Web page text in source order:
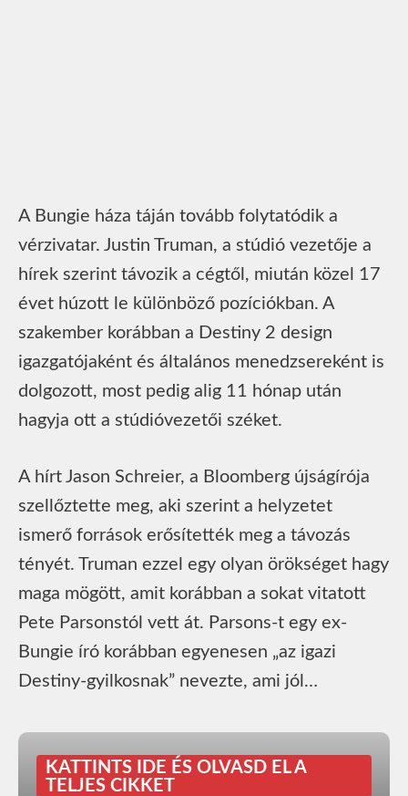
A Bungie háza táján tovább folytatódik a
vérzivatar. Justin Truman, a stúdió vezetője a
hírek szerint távozik a cégtől, miután közel 17
évet húzott le különböző pozíciókban. A
szakember korábban a Destiny 2 design
igazgatójaként és általános menedzsereként is
dolgozott, most pedig alig 11 hónap után
hagyja ott a stúdióvezetői széket.
A hírt Jason Schreier, a Bloomberg újságírója
szellőztette meg, aki szerint a helyzetet
ismerő források erősítették meg a távozás
tényét. Truman ezzel egy olyan örökséget hagy
maga mögött, amit korábban a sokat vitatott
Pete Parsonstól vett át. Parsons-t egy ex-
Bungie író korábban egyenesen „az igazi
Destiny-gyilkosnak” nevezte, ami jól…
KATTINTS IDE ÉS OLVASD EL A
TELJES CIKKET